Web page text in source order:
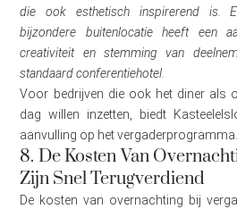
die ook esthetisch inspirerend is.
bijzondere buitenlocatie heeft een
creativiteit en stemming van
standaard conferentiehotel.
Voor bedrijven die ook het diner als
dag willen inzetten, biedt
aanvulling op het vergaderprogramma.
8. De Kosten Van
Zijn Snel Terugverdiend
De kosten van overnachting bij